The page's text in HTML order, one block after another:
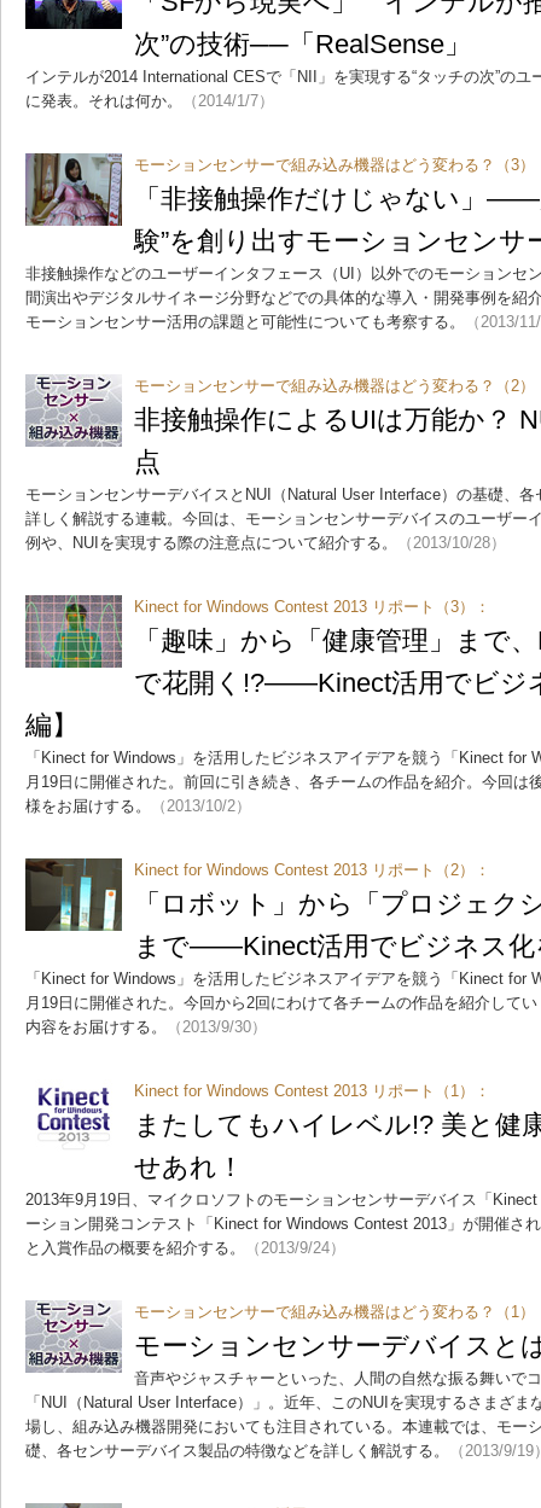
次”の技術──「RealSense」
インテルが2014 International CESで「NII」を実現する“タッチの次”の
に発表。それは何か。
（2014/1/7）
モーションセンサーで組み込み機器はどう変わる？（3）
「非接触操作だけじゃない」
験”を創り出すモーションセンサ
非接触操作などのユーザーインタフェース（UI）以外でのモーションセ
間演出やデジタルサイネージ分野などでの具体的な導入・開発事例を紹
モーションセンサー活用の課題と可能性についても考察する。
（2013/
モーションセンサーで組み込み機器はどう変わる？（2）
非接触操作によるUIは万能か？
点
モーションセンサーデバイスとNUI（Natural User Interface）の基礎、
詳しく解説する連載。今回は、モーションセンサーデバイスのユーザー
例や、NUIを実現する際の注意点について紹介する。
（2013/10/28）
Kinect for Windows Contest 2013 リポート（3）：
「趣味」から「健康管理」まで
で花開く!?――Kinect活用でビジ
編】
「Kinect for Windows」を活用したビジネスアイデアを競う「Kinect for
月19日に開催された。前回に引き続き、各チームの作品を紹介。今回は
様をお届けする。
（2013/10/2）
Kinect for Windows Contest 2013 リポート（2）：
「ロボット」から「プロジェク
まで――Kinect活用でビジネス化
「Kinect for Windows」を活用したビジネスアイデアを競う「Kinect for
月19日に開催された。今回から2回にわけて各チームの作品を紹介して
内容をお届けする。
（2013/9/30）
Kinect for Windows Contest 2013 リポート（1）：
またしてもハイレベル!? 美と健
せあれ！
2013年9月19日、マイクロソフトのモーションセンサーデバイス「
ーション開発コンテスト「Kinect for Windows Contest 2013」が開催さ
と入賞作品の概要を紹介する。
（2013/9/24）
モーションセンサーで組み込み機器はどう変わる？（1）
モーションセンサーデバイスと
音声やジャスチャーといった、人間の自然な振る舞いで
「NUI（Natural User Interface）」。近年、このNUIを実現するさまざ
場し、組み込み機器開発においても注目されている。本連載では、モー
礎、各センサーデバイス製品の特徴などを詳しく解説する。
（2013/9/19